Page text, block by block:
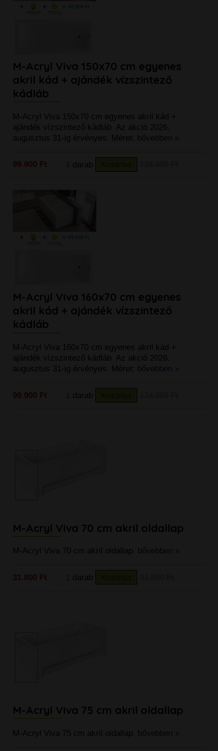
M-Acryl Viva 150x70 cm egyenes
akril kád + ajándék vízszintező
kádláb
M-Acryl Viva 150x70 cm egyenes akril kád +
ajándék vízszintező kádláb Az akció 2026.
augusztus 31-ig érvényes. Méret: bővebben »
99.900 Ft darab
M-Acryl Viva 160x70 cm egyenes
akril kád + ajándék vízszintező
kádláb
M-Acryl Viva 160x70 cm egyenes akril kád +
ajándék vízszintező kádláb Az akció 2026.
augusztus 31-ig érvényes. Méret: bővebben »
99.900 Ft darab
M-Acryl Viva 70 cm akril oldallap
M-Acryl Viva 70 cm akril oldallap bővebben »
31.800 Ft darab
M-Acryl Viva 75 cm akril oldallap
M-Acryl Viva 75 cm akril oldallap bővebben »